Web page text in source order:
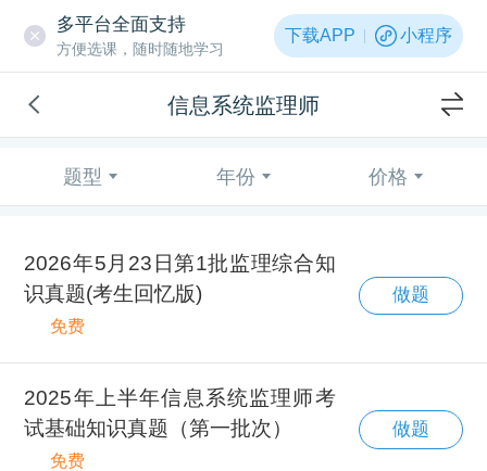
多平台全面支持
方便选课，随时随地学习
下载APP 小程序
信息系统监理师
题型 年份 价格
2026年5月23日第1批监理综合知
识真题(考生回忆版)
免费
做题
2025年上半年信息系统监理师考
试基础知识真题（第一批次）
免费
做题